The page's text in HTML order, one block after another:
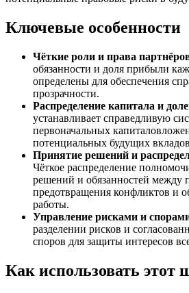
Ключевые особенности
Чёткие роли и права
обязанности и доля прибыли
определены для обеспечения
прозрачности.
Распределение капитала и
устанавливает справедливую
первоначальных
потенциальных будущих
Принятие решений и
Чёткое распределение
решений и обязанностей между
предотвращения конфликтов и
работы.
Управление рисками и
разделении рисков и
споров для защиты интересов
Как использовать этот